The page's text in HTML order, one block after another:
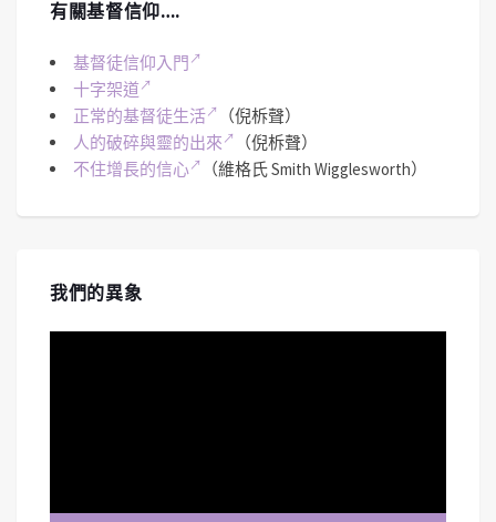
有關基督信仰….
基督徒信仰入門
十字架道
正常的基督徒生活
（倪柝聲）
人的破碎與靈的出來
（倪柝聲）
不住增長的信心
（維格氏 Smith Wigglesworth）
我們的異象